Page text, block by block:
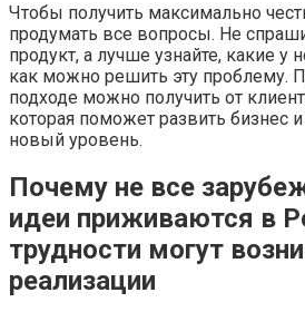
Чтобы получить максимально
продумать все вопросы. Не
продукт, а лучше узнайте, какие у
как можно решить эту проблему.
подходе можно получить от
которая поможет развить бизнес
новый уровень.
Почему не все
идеи приживаются в
трудности могут
реализации